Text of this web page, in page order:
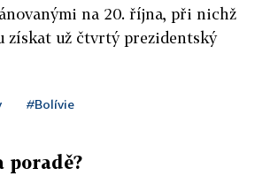
na 20. října, při nichž
získat už čtvrtý prezidentský
#Bolívie
poradě?